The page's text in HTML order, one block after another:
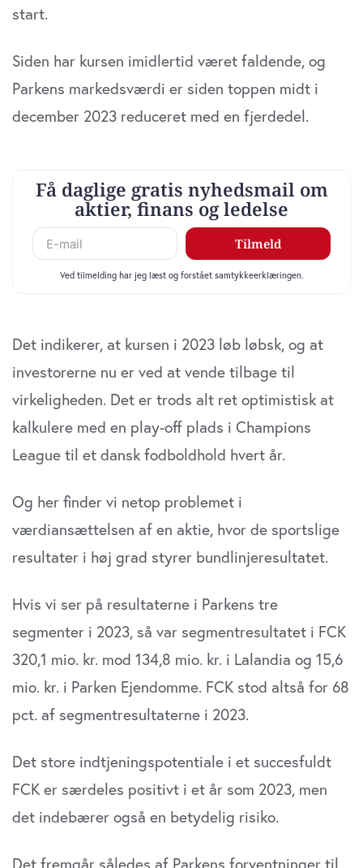
analysepartnere. Vores partnere kan kombinere disse
samtykker til vores cookies, hvis du fortsætter med at
anvende vores hjemmeside.
start.
Siden har kursen imidlertid været faldende, og
Parkens markedsværdi er siden toppen midt i
december 2023 reduceret med en fjerdedel.
Det indikerer, at kursen i 2023 løb løbsk, og at
investorerne nu er ved at vende tilbage til
virkeligheden. Det er trods alt ret optimistisk at
kalkulere med en play-off plads i Champions
League til et dansk fodboldhold hvert år.
Og her finder vi netop problemet i
værdiansættelsen af en aktie, hvor de sportslige
resultater i høj grad styrer bundlinjeresultatet.
Hvis vi ser på resultaterne i Parkens tre
segmenter i 2023, så var segmentresultatet i FCK
320,1 mio. kr. mod 134,8 mio. kr. i Lalandia og 15,6
mio. kr. i Parken Ejendomme. FCK stod altså for 68
pct. af segmentresultaterne i 2023.
Det store indtjeningspotentiale i et succesfuldt
FCK er særdeles positivt i et år som 2023, men
det indebærer også en betydelig risiko.
Det fremgår således af Parkens forventninger til